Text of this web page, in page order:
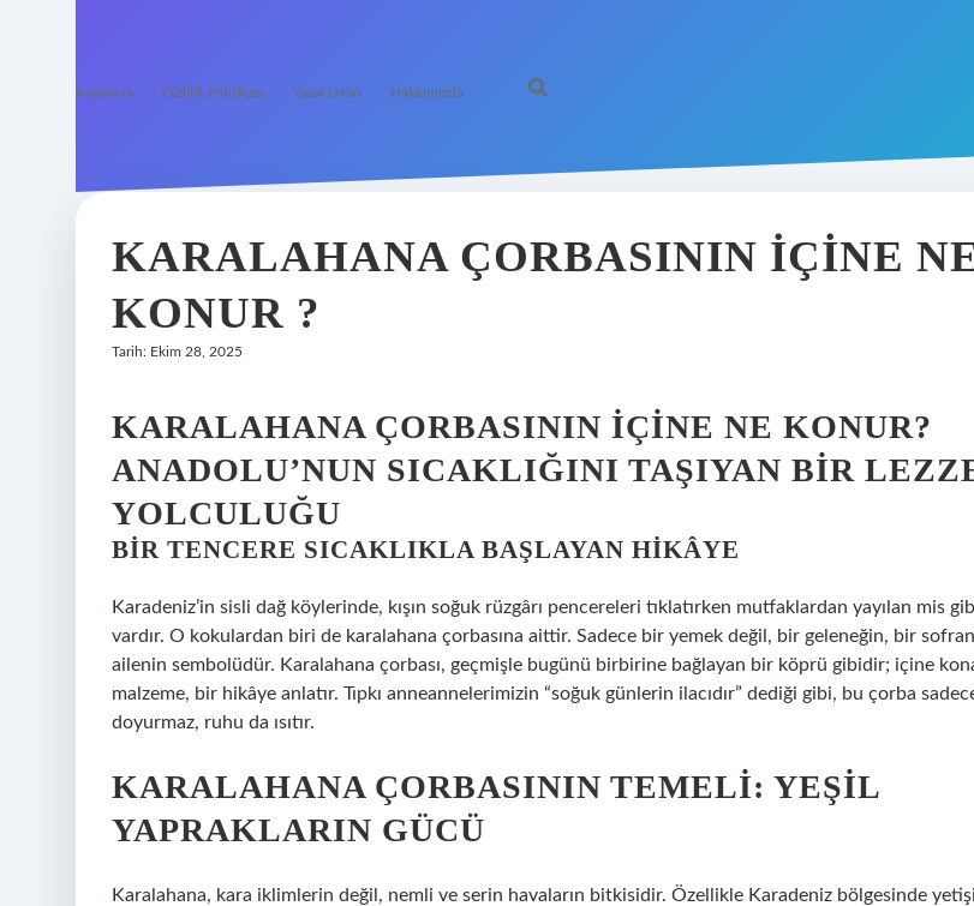
Anasayfa Gizlilik Politikası Yasal Uyarı Hakkımızda
KARALAHANA ÇORBASININ IÇINE
KONUR ?
Tarih: Ekim 28, 2025
KARALAHANA ÇORBASININ İÇINE NE KONUR?
ANADOLU’NUN SICAKLIĞINI TAŞIYAN BIR
YOLCULUĞU
BIR TENCERE SICAKLIKLA BAŞLAYAN HIKÂYE
Karadeniz’in sisli dağ köylerinde, kışın soğuk rüzgârı pencereleri tıklatırken mutfaklardan yayılan mis
vardır. O kokulardan biri de karalahana çorbasına aittir. Sadece bir yemek değil, bir geleneğin, bir
ailenin sembolüdür. Karalahana çorbası, geçmişle bugünü birbirine bağlayan bir köprü gibidir; içine
malzeme, bir hikâye anlatır. Tıpkı anneannelerimizin “soğuk günlerin ilacıdır” dediği gibi, bu çorba
doyurmaz, ruhu da ısıtır.
KARALAHANA ÇORBASININ TEMELI: YEŞIL
YAPRAKLARIN GÜCÜ
Karalahana, kara iklimlerin değil, nemli ve serin havaların bitkisidir. Özellikle Karadeniz bölgesinde